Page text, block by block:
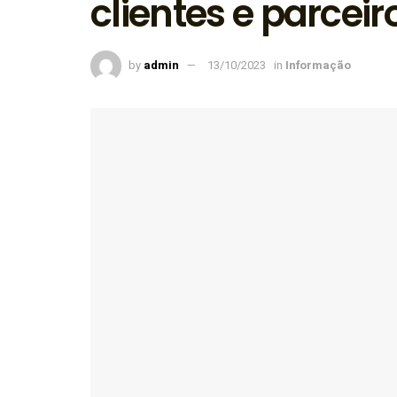
clientes e
by admin 13/10/2023 in Informação